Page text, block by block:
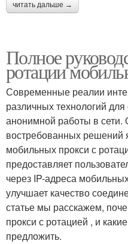
читать дальше →
Полное
ротации
Современные реалии
различных технологий
анонимной работы в
востребованных решений
мобильных прокси с
предоставляет
через IP-адреса
улучшает качество
статье мы расскажем,
прокси с ротацией , и
предложить.